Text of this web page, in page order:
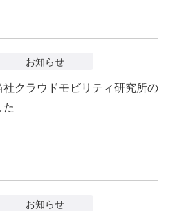
お知らせ
クラウドモビリティ研究所の
お知らせ